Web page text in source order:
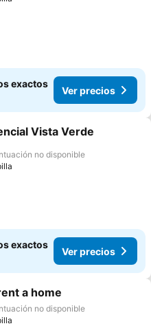
exactos
Ver precios
a favoritos
Vista Verde
no disponible
exactos
Ver precios
a favoritos
a home
no disponible